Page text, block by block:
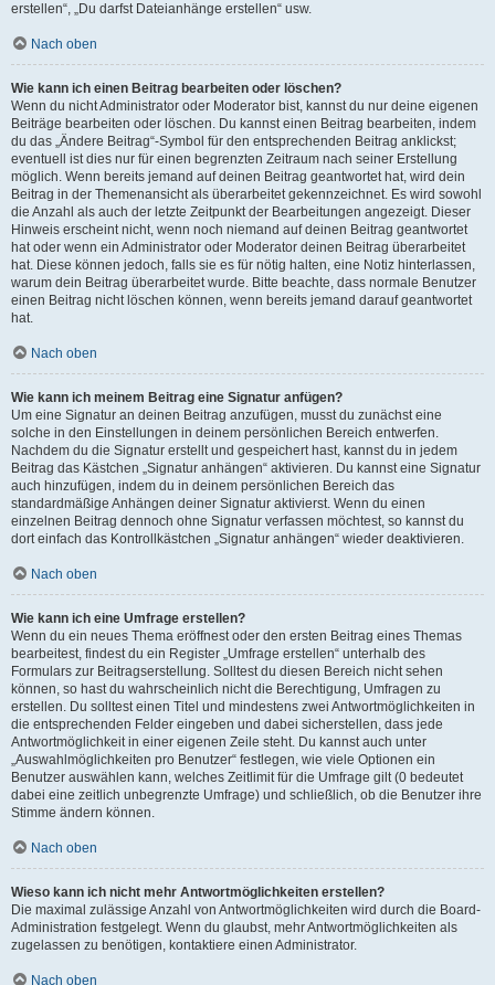
erstellen“, „Du darfst Dateianhänge erstellen“ usw.
Nach oben
Wie kann ich einen Beitrag bearbeiten oder löschen?
Wenn du nicht Administrator oder Moderator bist, kannst du nur deine eigenen
Beiträge bearbeiten oder löschen. Du kannst einen Beitrag bearbeiten, indem
du das „Ändere Beitrag“-Symbol für den entsprechenden Beitrag anklickst;
eventuell ist dies nur für einen begrenzten Zeitraum nach seiner Erstellung
möglich. Wenn bereits jemand auf deinen Beitrag geantwortet hat, wird dein
Beitrag in der Themenansicht als überarbeitet gekennzeichnet. Es wird sowohl
die Anzahl als auch der letzte Zeitpunkt der Bearbeitungen angezeigt. Dieser
Hinweis erscheint nicht, wenn noch niemand auf deinen Beitrag geantwortet
hat oder wenn ein Administrator oder Moderator deinen Beitrag überarbeitet
hat. Diese können jedoch, falls sie es für nötig halten, eine Notiz hinterlassen,
warum dein Beitrag überarbeitet wurde. Bitte beachte, dass normale Benutzer
einen Beitrag nicht löschen können, wenn bereits jemand darauf geantwortet
hat.
Nach oben
Wie kann ich meinem Beitrag eine Signatur anfügen?
Um eine Signatur an deinen Beitrag anzufügen, musst du zunächst eine
solche in den Einstellungen in deinem persönlichen Bereich entwerfen.
Nachdem du die Signatur erstellt und gespeichert hast, kannst du in jedem
Beitrag das Kästchen „Signatur anhängen“ aktivieren. Du kannst eine Signatur
auch hinzufügen, indem du in deinem persönlichen Bereich das
standardmäßige Anhängen deiner Signatur aktivierst. Wenn du einen
einzelnen Beitrag dennoch ohne Signatur verfassen möchtest, so kannst du
dort einfach das Kontrollkästchen „Signatur anhängen“ wieder deaktivieren.
Nach oben
Wie kann ich eine Umfrage erstellen?
Wenn du ein neues Thema eröffnest oder den ersten Beitrag eines Themas
bearbeitest, findest du ein Register „Umfrage erstellen“ unterhalb des
Formulars zur Beitragserstellung. Solltest du diesen Bereich nicht sehen
können, so hast du wahrscheinlich nicht die Berechtigung, Umfragen zu
erstellen. Du solltest einen Titel und mindestens zwei Antwortmöglichkeiten in
die entsprechenden Felder eingeben und dabei sicherstellen, dass jede
Antwortmöglichkeit in einer eigenen Zeile steht. Du kannst auch unter
„Auswahlmöglichkeiten pro Benutzer“ festlegen, wie viele Optionen ein
Benutzer auswählen kann, welches Zeitlimit für die Umfrage gilt (0 bedeutet
dabei eine zeitlich unbegrenzte Umfrage) und schließlich, ob die Benutzer ihre
Stimme ändern können.
Nach oben
Wieso kann ich nicht mehr Antwortmöglichkeiten erstellen?
Die maximal zulässige Anzahl von Antwortmöglichkeiten wird durch die Board-
Administration festgelegt. Wenn du glaubst, mehr Antwortmöglichkeiten als
zugelassen zu benötigen, kontaktiere einen Administrator.
Nach oben